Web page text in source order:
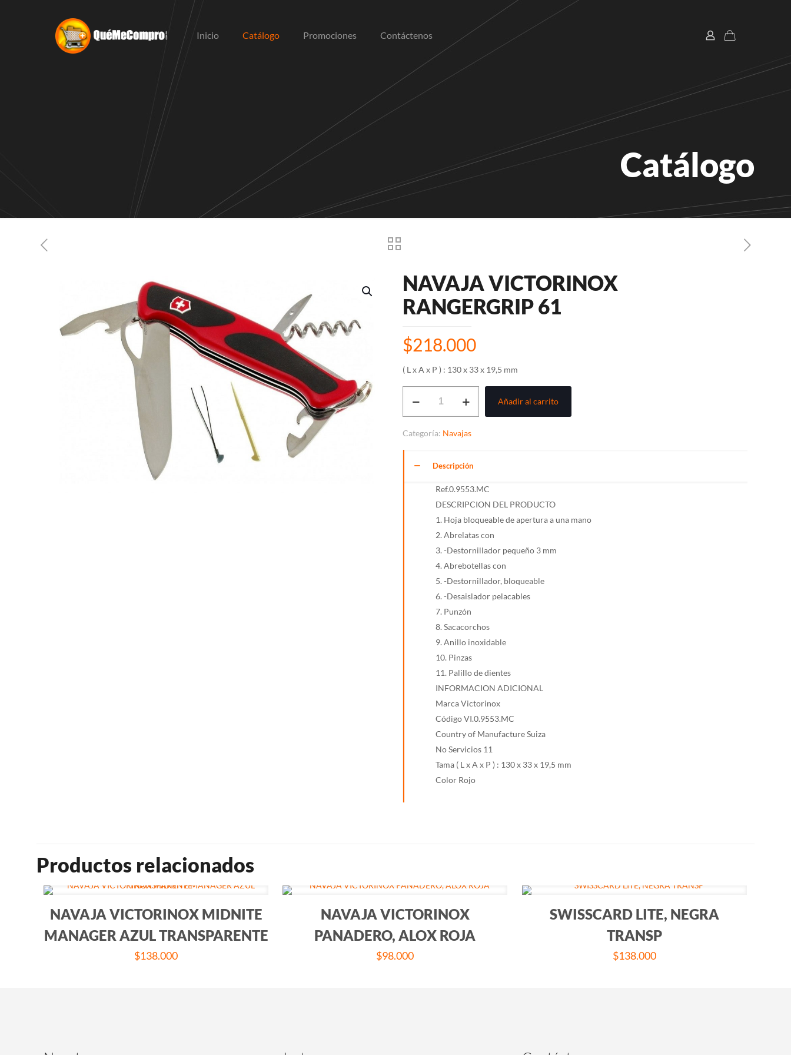
Inicio Catálogo Promociones Contáctenos
Catálogo
NAVAJA VICTORINOX
RANGERGRIP 61
$218.000
( L x A x P ) : 130 x 33 x 19,5 mm
61
Añadir al carrito
Categoría: Navajas
Descripción
Ref.0.9553.MC
DESCRIPCION DEL PRODUCTO
1. Hoja bloqueable de apertura a una mano
2. Abrelatas con
3. -Destornillador pequeño 3 mm
4. Abrebotellas con
5. -Destornillador, bloqueable
6. -Desaislador pelacables
7. Punzón
8. Sacacorchos
9. Anillo inoxidable
10. Pinzas
11. Palillo de dientes
INFORMACION ADICIONAL
Marca Victorinox
Código VI.0.9553.MC
Country of Manufacture Suiza
No Servicios 11
Tama ( L x A x P ) : 130 x 33 x 19,5 mm
Color Rojo
Productos relacionados
NAVAJA VICTORINOX MIDNITE
MANAGER AZUL TRANSPARENTE
$138.000
NAVAJA VICTORINOX
PANADERO, ALOX ROJA
$98.000
SWISSCARD LITE, NEGRA
TRANSP
$138.000